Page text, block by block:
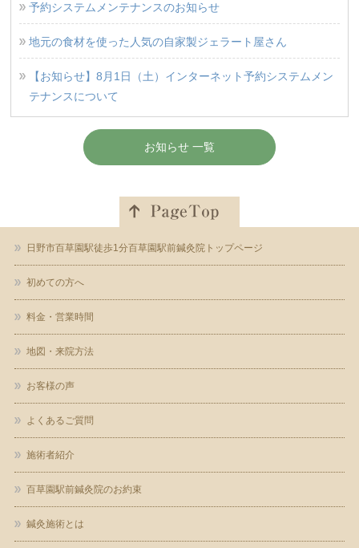
予約システムメンテナンスのお知らせ
地元の食材を使った人気の自家製ジェラート屋さん
【お知らせ】8月1日（土）インターネット予約システムメン
テナンスについて
お知らせ 一覧
日野市百草園駅徒歩1分百草園駅前鍼灸院トップページ
初めての方へ
料金・営業時間
地図・来院方法
お客様の声
よくあるご質問
施術者紹介
百草園駅前鍼灸院のお約束
鍼灸施術とは